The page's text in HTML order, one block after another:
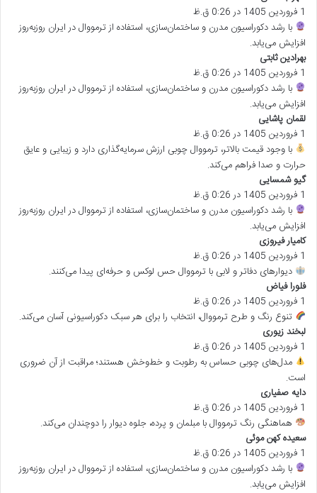
ف
ت
:
1 فروردین 1405 در 0:26 ق.ظ
با رشد دکوراسیون مدرن و ساختمان‌سازی، استفاده از ترمووال در ایران روزبه‌روز
افزایش می‌یابد.
بهرادین ثابتی
ف
ت
:
1 فروردین 1405 در 0:26 ق.ظ
با رشد دکوراسیون مدرن و ساختمان‌سازی، استفاده از ترمووال در ایران روزبه‌روز
افزایش می‌یابد.
لقمان پاشایی
ف
ت
1 فروردین 1405 در 0:26 ق.ظ
با وجود قیمت بالاتر، ترمووال چوبی ارزش سرمایه‌گذاری دارد و زیبایی و عایق
حرارت و صدا فراهم می‌کند.
گیو شمسایی
ف
ت
:
1 فروردین 1405 در 0:26 ق.ظ
با رشد دکوراسیون مدرن و ساختمان‌سازی، استفاده از ترمووال در ایران روزبه‌روز
افزایش می‌یابد.
کامیار فیروزی
ف
ت
1 فروردین 1405 در 0:26 ق.ظ
دیوارهای دفاتر و لابی با ترمووال حس لوکس و حرفه‌ای پیدا می‌کنند.
فلورا فیاض
ف
ت
:
1 فروردین 1405 در 0:26 ق.ظ
تنوع رنگ و طرح ترمووال، انتخاب را برای هر سبک دکوراسیونی آسان می‌کند.
لبخند زیوری
ف
ت
1 فروردین 1405 در 0:26 ق.ظ
مدل‌های چوبی حساس به رطوبت و خط‌وخش هستند؛ مراقبت از آن ضروری
است.
دایه صفیاری
ف
ت
:
1 فروردین 1405 در 0:26 ق.ظ
هماهنگی رنگ ترمووال با مبلمان و پرده، جلوه دیوار را دوچندان می‌کند.
سعیده کهن موئی
ف
ت
1 فروردین 1405 در 0:26 ق.ظ
با رشد دکوراسیون مدرن و ساختمان‌سازی، استفاده از ترمووال در ایران روزبه‌روز
افزایش می‌یابد.